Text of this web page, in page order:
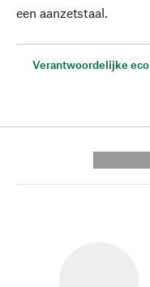
een aanzetstaal.
Verantwoordelijke